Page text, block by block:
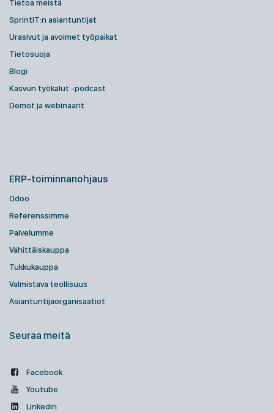
Tietoa meistä
SprintIT:n asiantuntijat
Urasivut ja avoimet työpaikat
Tietosuoja
Blogi
Kasvun työkalut -podcast
Demot ja webinaarit
ERP-toiminnanohjaus
Odoo
Referenssimme
Palvelumme
Vähittäiskauppa
Tukkukauppa
Valmistava teollisuus
Asiantuntijaorganisaatiot
Seuraa meitä
Facebook
Youtube
Linkedin